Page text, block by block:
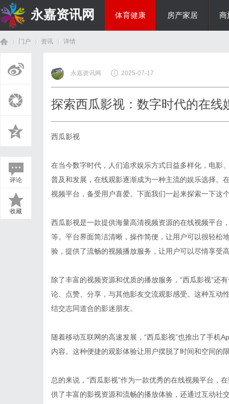
永嘉资讯网 体育健康 房产家居 商
门户 资讯
›
详情
评论
收藏
永嘉资讯网 2025-07-17
探索西瓜影视：数字时代的在线
西瓜影视
在当今数字时代，人们追求娱乐方式日益多样化，电影
普及和发展，在线观影逐渐成为一种主流的娱乐选择。
视频平台，备受用户喜爱。下面我们一起来探索一下这
西瓜影视是一款提供海量高清视频资源的在线视频平台
等。平台界面简洁清晰，操作简便，让用户可以很轻松
验，提供了流畅的视频播放服务，让用户可以尽情享受
除了丰富的视频资源和优质的播放服务，“西瓜影视”还
论、点赞、分享，与其他影友交流观影感受。这种互动
结交志同道合的影迷朋友。
随着移动互联网的高速发展，“西瓜影视”也推出了手机
内容。这种便捷的观影体验让用户摆脱了时间和空间的
总的来说，“西瓜影视”作为一款优秀的在线视频平台，
供了丰富的影视资源和流畅的播放体验，还通过互动社